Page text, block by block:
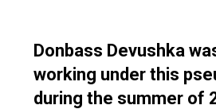
Donbass Devushka
working under this
during the summer of